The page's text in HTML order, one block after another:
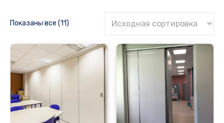
Показаны все (11)